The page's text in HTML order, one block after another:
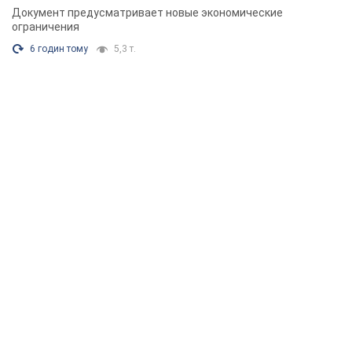
Документ предусматривает новые экономические
ограничения
6 годин тому 5,3 т.